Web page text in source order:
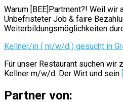
Warum [BEE]Partment?! Weil wir
Unbefristeter Job & faire
Weiterbildungsmöglichkeiten
Kellner/in ( m/w/d ) gesucht in
Für unser Restaurant suchen wir
Kellner m/w/d. Der Wirt und sein
Partner von: